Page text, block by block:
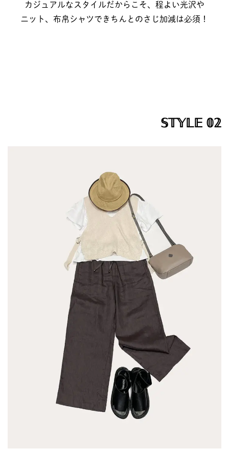
カジュアルなスタイルだからこそ、程よい光沢や
ニット、布帛シャツできちんとのさじ加減は必須！
𝕊𝕋𝕐𝕃𝔼 𝟘𝟚